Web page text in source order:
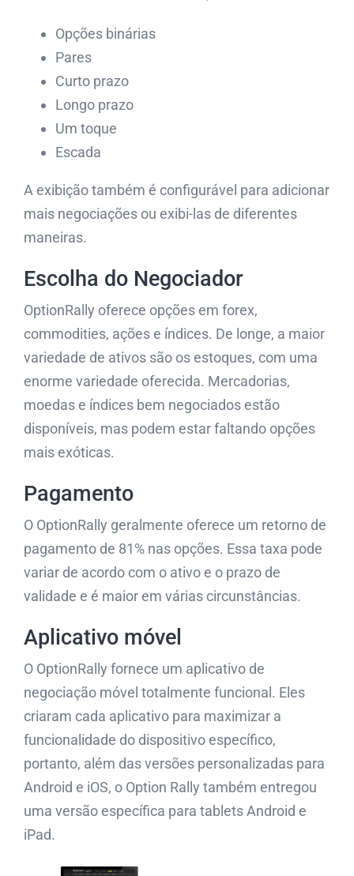
Opções binárias
Pares
Curto prazo
Longo prazo
Um toque
Escada
A exibição também é configurável para adicionar
mais negociações ou exibi-las de diferentes
maneiras.
Escolha do Negociador
OptionRally oferece opções em forex,
commodities, ações e índices. De longe, a maior
variedade de ativos são os estoques, com uma
enorme variedade oferecida. Mercadorias,
moedas e índices bem negociados estão
disponíveis, mas podem estar faltando opções
mais exóticas.
Pagamento
O OptionRally geralmente oferece um retorno de
pagamento de 81% nas opções. Essa taxa pode
variar de acordo com o ativo e o prazo de
validade e é maior em várias circunstâncias.
Aplicativo móvel
O OptionRally fornece um aplicativo de
negociação móvel totalmente funcional. Eles
criaram cada aplicativo para maximizar a
funcionalidade do dispositivo específico,
portanto, além das versões personalizadas para
Android e iOS, o Option Rally também entregou
uma versão específica para tablets Android e
iPad.